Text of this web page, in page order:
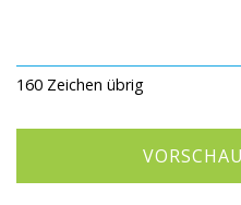
160 Zeichen übrig